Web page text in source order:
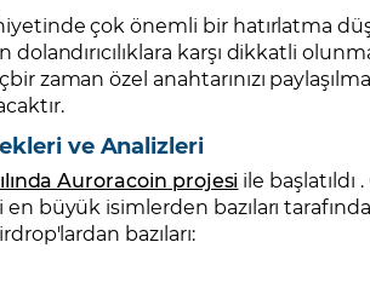
çok önemli bir hatırlatma
karşı dikkatli
zaman özel anahtarınızı
ve Analizleri
Auroracoin projesi ile başlatıldı
büyük isimlerden bazıları
bazıları: